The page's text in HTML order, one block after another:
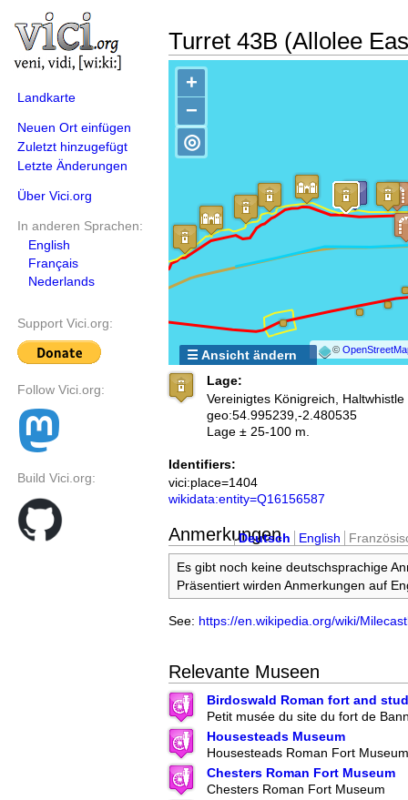
Landkarte
Neuen Ort einfügen
Zuletzt hinzugefügt
Letzte Änderungen
Über Vici.org
In anderen Sprachen:
English
Français
Nederlands
Support Vici.org:
Follow Vici.org:
Build Vici.org:
Turret 43B (Allolee
+
−
©
◎
☰ Ansicht ändern
Lage:
Vereinigtes Königreich, Haltwhistle
geo:54.995239,-2.480535
Lage ± 25-100 m.
Identifiers:
vici:place=1404
wikidata:entity=Q16156587
Anmerkungen
Deutsch English
Es gibt noch keine deutschsprachige
Präsentiert wirden Anmerkungen auf
See: https://en.wikipedia.org/wiki/
Relevante Museen
Birdoswald Roman fort and
Petit musée du site du fort de
Housesteads Museum
Housesteads Roman Fort Museum
Chesters Roman Fort Museum
Chesters Roman Fort Museum